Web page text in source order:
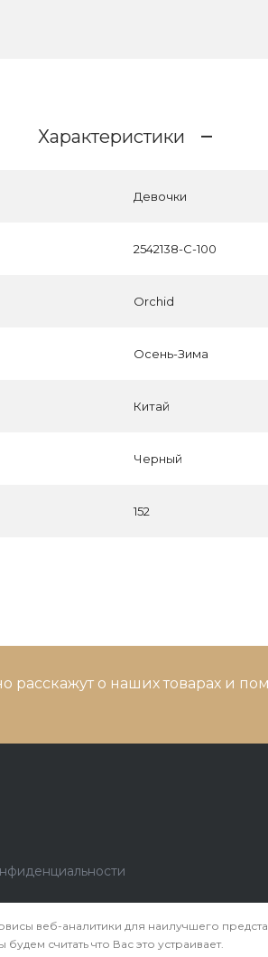
Характеристики
Девочки
2542138-C-100
Orchid
Осень-Зима
Китай
Черный
152
расскажут о наших товарах и
веб-аналитики для наилучшего
считать что Вас это устраивает.